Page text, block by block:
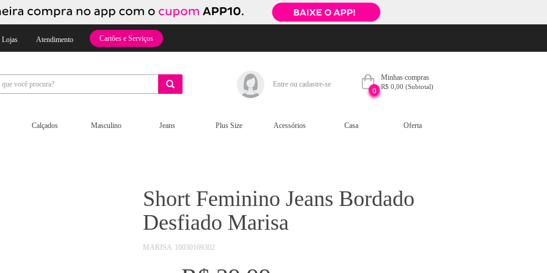
Lojas Atendimento Cartões e Serviços
Entre ou cadastre-se
0
Minhas compras
R$ 0,00 (Subtotal)
Calçados Masculino Jeans Plus Size Acessórios Casa Oferta
Short Feminino Jeans Bordado
Desfiado Marisa
MARISA 10030169302